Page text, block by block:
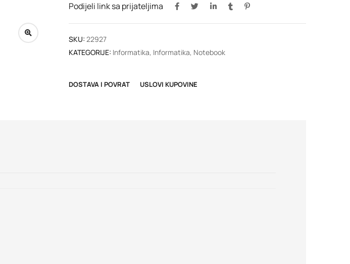
Podijeli link sa prijateljima
SKU: 22927
KATEGORIJE: Informatika, Informatika, Notebook
DOSTAVA I POVRAT USLOVI KUPOVINE